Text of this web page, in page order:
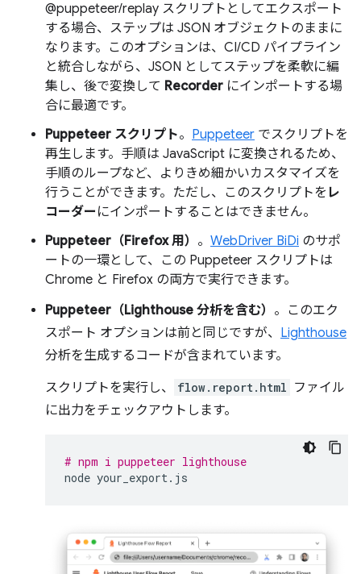
@puppeteer/replay スクリプトとしてエクスポート
する場合、ステップは JSON オブジェクトのままに
なります。このオプションは、CI/CD パイプライン
と統合しながら、JSON としてステップを柔軟に編
集し、後で変換して Recorder にインポートする場
合に最適です。
Puppeteer スクリプト。 Puppeteer でスクリプトを
再生します。手順は JavaScript に変換されるため、
手順のループなど、よりきめ細かいカスタマイズを
行うことができます。ただし、このスクリプトを レ
コーダー にインポートすることはできません。
Puppeteer（Firefox 用） 。 WebDriver BiDi のサポ
ートの一環として、この Puppeteer スクリプトは
Chrome と Firefox の両方で実行できます。
Puppeteer（Lighthouse 分析を含む） 。このエク
スポート オプションは前と同じですが、 Lighthouse
分析を生成するコードが含まれています。
スクリプトを実行し、
flow.report.html ファイル
に出力をチェックアウトします。
# npm i puppeteer lighthouse
node